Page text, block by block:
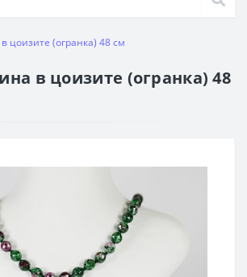
цоизите (огранка) 48 см
в цоизите (огранка) 48